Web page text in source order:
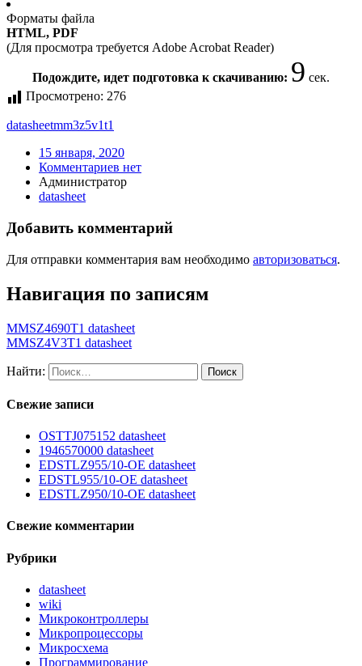
Форматы файла
HTML, PDF
(Для просмотра требуется Adobe Acrobat Reader)
Подождите, идет подготовка к скачиванию: 9 сек.
Просмотрено: 276
datasheetmm3z5v1t1
15 января, 2020
Комментариев нет
Администратор
datasheet
Добавить комментарий
Для отправки комментария вам необходимо авторизоваться.
Навигация по записям
MMSZ4690T1 datasheet
MMSZ4V3T1 datasheet
Найти:
Свежие записи
OSTTJ075152 datasheet
1946570000 datasheet
EDSTLZ955/10-OE datasheet
EDSTL955/10-OE datasheet
EDSTLZ950/10-OE datasheet
Свежие комментарии
Рубрики
datasheet
wiki
Микроконтроллеры
Микропроцессоры
Микросхема
Программирование